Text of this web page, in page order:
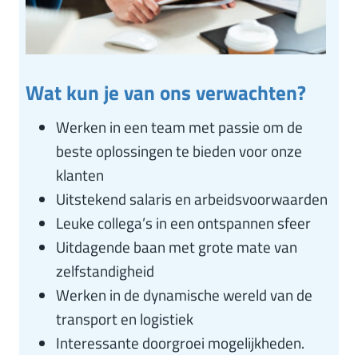
Wat kun je van ons verwachten?
Werken in een team met passie om de
beste oplossingen te bieden voor onze
klanten
Uitstekend salaris en arbeidsvoorwaarden
Leuke collega’s in een ontspannen sfeer
Uitdagende baan met grote mate van
zelfstandigheid
Werken in de dynamische wereld van de
transport en logistiek
Interessante doorgroei mogelijkheden.